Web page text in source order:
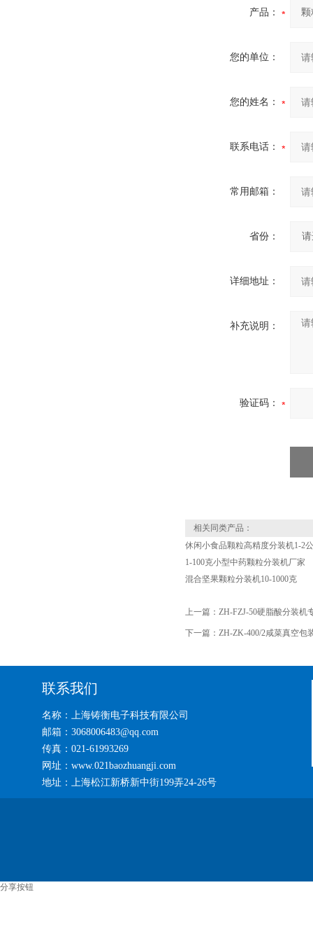
产品：
您的单位：
您的姓名：
联系电话：
常用邮箱：
省份：
详细地址：
补充说明：
验证码：
相关同类产品：
休闲小食品颗粒高精度分装机1-2
1-100克小型中药颗粒分装机厂家
混合坚果颗粒分装机10-1000克
上一篇： ZH-FZJ-50硬脂酸分装机
下一篇： ZH-ZK-400/2咸菜真空包
联系我们
名称：上海铸衡电子科技有限公司
邮箱：3068006483@qq.com
传真：021-61993269
网址：www.021baozhuangji.com
地址：上海松江新桥新中街199弄24-26号
分享按钮